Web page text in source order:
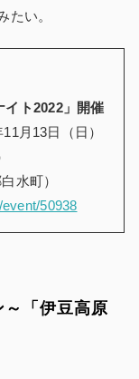
たい。
イト2022」開催
月13日（日）
水町）
50938
～「伊豆高原